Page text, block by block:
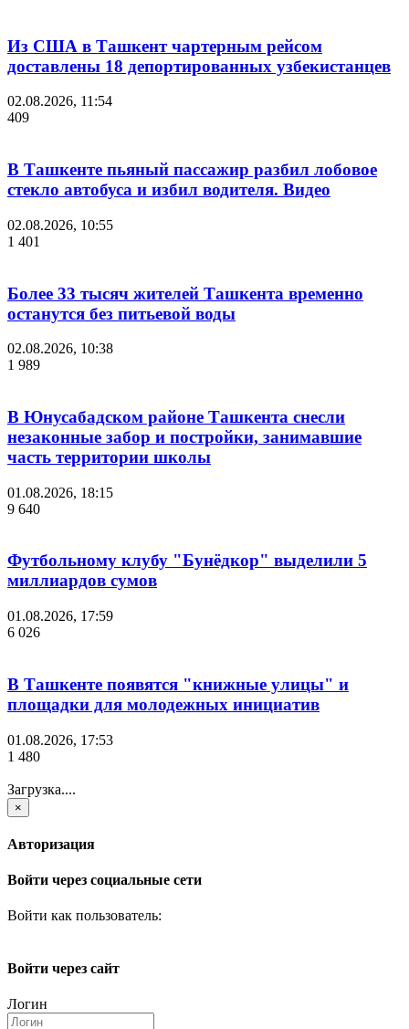
Из США в Ташкент чартерным рейсом
доставлены 18 депортированных узбекистанцев
02.08.2026, 11:54
409
В Ташкенте пьяный пассажир разбил лобовое
стекло автобуса и избил водителя. Видео
02.08.2026, 10:55
1 401
Более 33 тысяч жителей Ташкента временно
останутся без питьевой воды
02.08.2026, 10:38
1 989
В Юнусабадском районе Ташкента снесли
незаконные забор и постройки, занимавшие
часть территории школы
01.08.2026, 18:15
9 640
Футбольному клубу "Бунёдкор" выделили 5
миллиардов сумов
01.08.2026, 17:59
6 026
В Ташкенте появятся "книжные улицы" и
площадки для молодежных инициатив
01.08.2026, 17:53
1 480
Загрузка....
×
Авторизация
Войти через социальные сети
Войти как пользователь:
Войти через сайт
Логин